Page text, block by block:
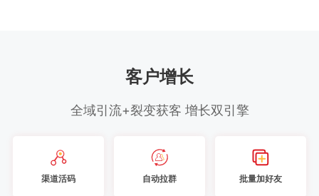
客户增长
全域引流+裂变获客 增长双引擎
渠道活码 自动拉群 批量加好友